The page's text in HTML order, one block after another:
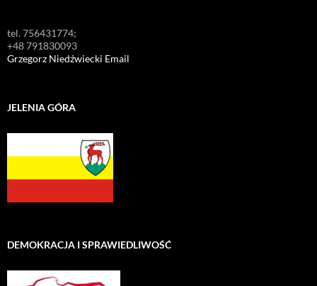
tel. 756431774;
+48 791830093
Grzegorz Niedźwiecki Email
JELENIA GÓRA
DEMOKRACJA I SPRAWIEDLIWOŚĆ